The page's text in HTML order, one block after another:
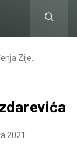
Zije…
2021.